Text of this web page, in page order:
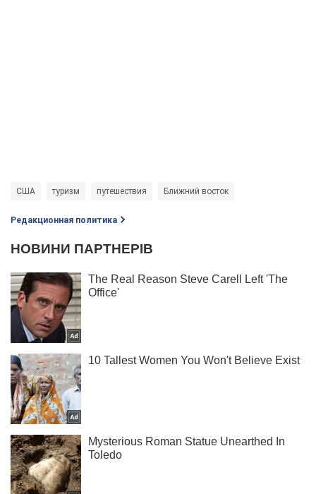
США туризм путешествия Ближний восток
Редакционная политика